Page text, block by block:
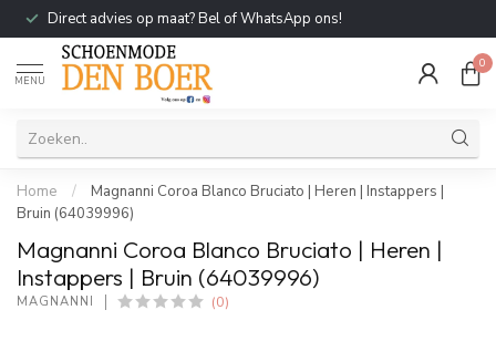
Direct advies op maat? Bel of WhatsApp ons!
MENU
0
Home /
Magnanni Coroa Blanco Bruciato | Heren | Instappers |
Bruin (64039996)
Magnanni Coroa Blanco Bruciato | Heren |
Instappers | Bruin (64039996)
MAGNANNI (0)